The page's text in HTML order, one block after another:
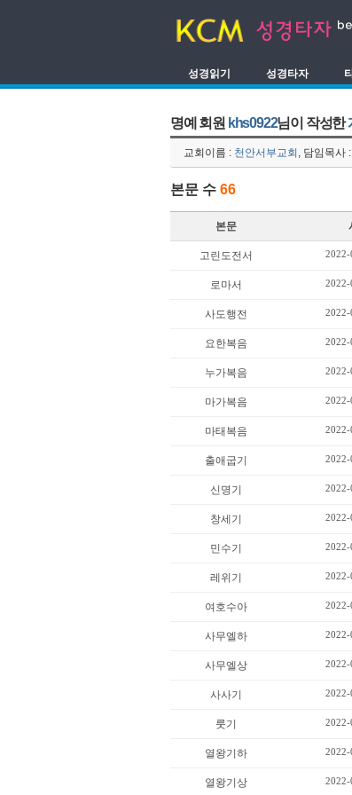
성경읽기 성경타자
명예 회원 khs0922님이 작성한
교회이름 : 천안서부교회 , 담임목사 :
본문 수 66
본문
고린도전서 2022-
로마서 2022-
사도행전 2022-
요한복음 2022-
누가복음 2022-
마가복음 2022-
마태복음 2022-
출애굽기 2022-
신명기 2022-
창세기 2022-
민수기 2022-
레위기 2022-
여호수아 2022-
사무엘하 2022-
사무엘상 2022-
사사기 2022-
룻기 2022-
열왕기하 2022-
열왕기상 2022-